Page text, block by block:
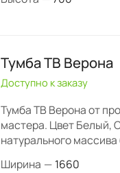
Тумба ТВ Верона
Доступно к заказу
Тумба ТВ Верона от
мастера. Цвет Белый,
натурального
Ширина — 1660